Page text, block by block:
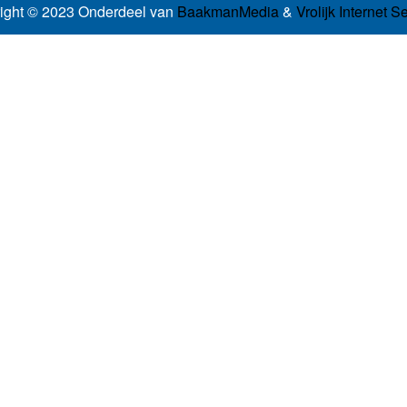
© 2023 Onderdeel van BaakmanMedia& Vrolijk Internet